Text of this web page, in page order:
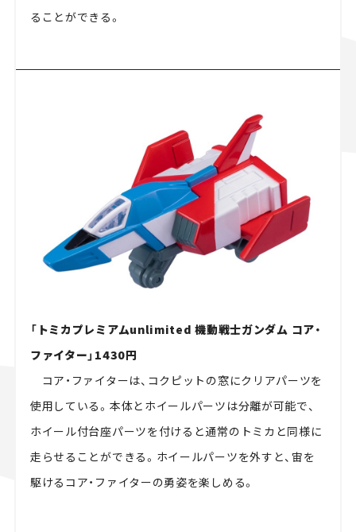
ることができる。
「トミカプレミアムunlimited 機動戦士ガンダム コア・
ファイター」1430円
コア・ファイターは、コクピットの窓にクリアパーツを
使用している。本体とホイールパーツは分離が可能で、
ホイール付台座パーツを付けると通常のトミカと同様に
走らせることができる。ホイールパーツを外すと、宙を
駆けるコア・ファイターの勇姿を楽しめる。